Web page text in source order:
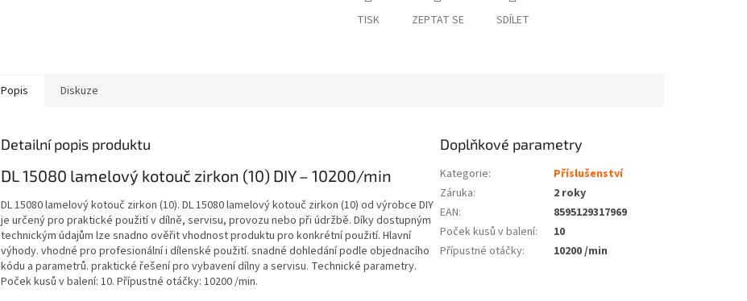
TISK ZEPTAT SE SDÍLET
Popis Diskuze
Detailní popis produktu
DL 15080 lamelový kotouč zirkon (10) DIY – 10200/min
DL 15080 lamelový kotouč zirkon (10). DL 15080 lamelový kotouč zirkon (10) od výrobce DIY
je určený pro praktické použití v dílně, servisu, provozu nebo při údržbě. Díky dostupným
technickým údajům lze snadno ověřit vhodnost produktu pro konkrétní použití. Hlavní
výhody. vhodné pro profesionální i dílenské použití. snadné dohledání podle objednacího
kódu a parametrů. praktické řešení pro vybavení dílny a servisu. Technické parametry.
Poček kusů v balení: 10. Přípustné otáčky: 10200 /min.
Doplňkové parametry
Kategorie:
Příslušenství
Záruka:
2 roky
EAN:
8595129317969
Poček kusů v balení:
10
Přípustné otáčky: 10200 /min